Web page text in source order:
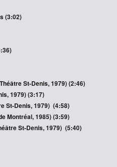
(3:02)
St-Denis, 1979) (2:46)
1979)(3:17)
St-Denis, 1979) (4:58)
Montréal, 1985)(3:59)
St-Denis, 1979)(5:40)